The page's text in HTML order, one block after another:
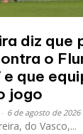
diz que
o
e que
jogo
6 de agosto de 2026
do Vasco,...